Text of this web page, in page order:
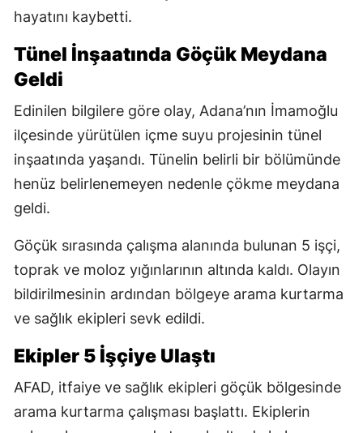
hayatını kaybetti.
Tünel İnşaatında Göçük Meydana
Geldi
Edinilen bilgilere göre olay, Adana’nın İmamoğlu
ilçesinde yürütülen içme suyu projesinin tünel
inşaatında yaşandı. Tünelin belirli bir bölümünde
henüz belirlenemeyen nedenle çökme meydana
geldi.
Göçük sırasında çalışma alanında bulunan 5 işçi,
toprak ve moloz yığınlarının altında kaldı. Olayın
bildirilmesinin ardından bölgeye arama kurtarma
ve sağlık ekipleri sevk edildi.
Ekipler 5 İşçiye Ulaştı
AFAD, itfaiye ve sağlık ekipleri göçük bölgesinde
arama kurtarma çalışması başlattı. Ekiplerin